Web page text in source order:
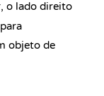
o lado direito
objeto de